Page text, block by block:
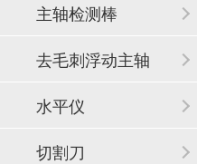
主轴检测棒
去毛刺浮动主轴
水平仪
切割刀